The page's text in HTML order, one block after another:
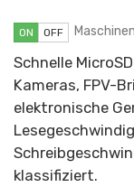
ON OFF
Schnelle
Kameras, FPV-
elektronische
klassifiziert.